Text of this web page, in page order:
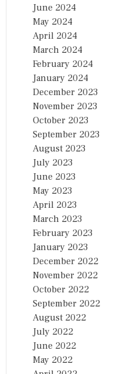
June 2024
May 2024
April 2024
March 2024
February 2024
January 2024
December 2023
November 2023
October 2023
September 2023
August 2023
July 2023
June 2023
May 2023
April 2023
March 2023
February 2023
January 2023
December 2022
November 2022
October 2022
September 2022
August 2022
July 2022
June 2022
May 2022